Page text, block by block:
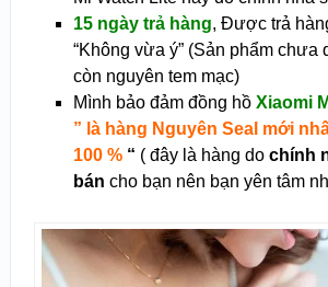
15 ngày trả hàng, Được trả
“Không vừa ý” (Sản phẩm chưa
còn nguyên tem mạc)
Mình bảo đảm đồng hồ Xiaomi
” là hàng Nguyên Seal mới
100 %“ ( đây là hàng do chính
bán cho bạn nên bạn yên tâm